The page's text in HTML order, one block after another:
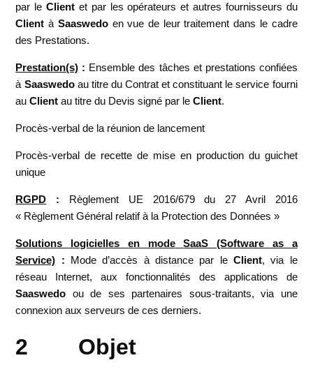
par leClient et par les opérateurs et autres fournisseurs du
Client à Saaswedoen vue de leur traitement dans le cadre
des Prestations.
Prestation(s) : Ensemble des tâches et prestations confiées
à Saaswedoau titre du Contrat et constituant le service fourni
auClient au titre du Devis signé par leClient.
Procès-verbal de la réunion de lancement
Procès-verbal de recette de mise en production du guichet
unique
RGPD : Règlement UE 2016/679 du 27 Avril 2016
« Règlement Général relatif à la Protection des Données »
Solutions logicielles en mode
SaaS (Software as a
Service) : Mode d’accès à distance par le Client, via le
réseau Internet, aux fonctionnalités des applications de
Saaswedo ou de ses partenaires sous-traitants, via une
connexion aux serveurs de ces derniers.
2 Objet